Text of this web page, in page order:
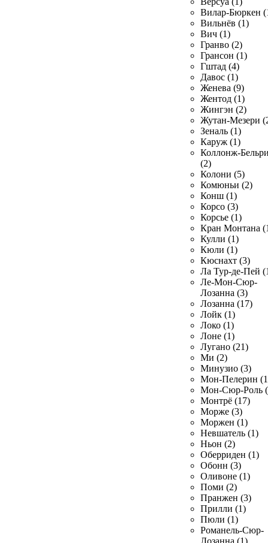
Вилар-Бюркен
Вильнёв (1)
Вич (1)
Гранво (2)
Грансон (1)
Гштад (4)
Давос (1)
Женева (9)
Жентод (1)
Жингэн (2)
Жутан-Мезери
Зеналь (1)
Каруж (1)
Коллонж-
(2)
Колони (5)
Комюньи (2)
Конш (1)
Корсо (3)
Корсье (1)
Кран Монтана
Кулли (1)
Кюли (1)
Кюснахт (3)
Ла Тур-де-Пей
Ле-Мон-Сюр-
Лозанна (3)
Лозанна (17)
Лойк (1)
Локо (1)
Лоне (1)
Лугано (21)
Ми (2)
Минузио (3)
Мон-Пелерин
Мон-Сюр-Роль
Монтрё (17)
Морже (3)
Моржен (1)
Невшатель (1)
Ньон (2)
Оберриден (1)
Обонн (3)
Оливоне (1)
Поми (2)
Пранжен (3)
Прилли (1)
Пюли (1)
Романель-Сюр-
Лозанна (1)